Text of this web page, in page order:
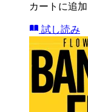
カートに追
試し読み